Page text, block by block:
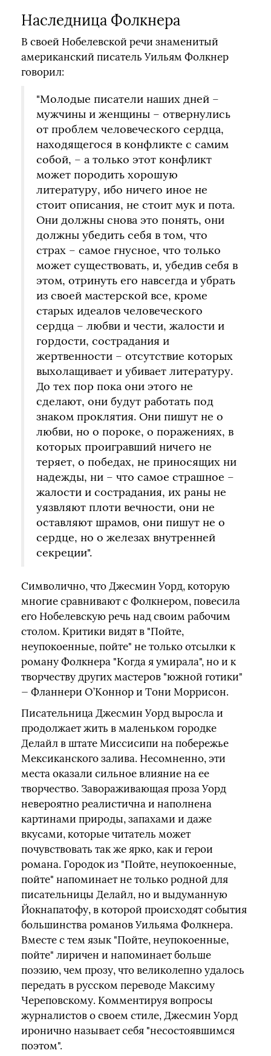
Наследница Фолкнера
В своей Нобелевской речи знаменитый
американский писатель Уильям Фолкнер
говорил:
"Молодые писатели наших дней –
мужчины и женщины – отвернулись
от проблем человеческого сердца,
находящегося в конфликте с самим
собой, – а только этот конфликт
может породить хорошую
литературу, ибо ничего иное не
стоит описания, не стоит мук и пота.
Они должны снова это понять, они
должны убедить себя в том, что
страх – самое гнусное, что только
может существовать, и, убедив себя в
этом, отринуть его навсегда и убрать
из своей мастерской все, кроме
старых идеалов человеческого
сердца – любви и чести, жалости и
гордости, сострадания и
жертвенности – отсутствие которых
выхолащивает и убивает литературу.
До тех пор пока они этого не
сделают, они будут работать под
знаком проклятия. Они пишут не о
любви, но о пороке, о поражениях, в
которых проигравший ничего не
теряет, о победах, не приносящих ни
надежды, ни – что самое страшное –
жалости и сострадания, их раны не
уязвляют плоти вечности, они не
оставляют шрамов, они пишут не о
сердце, но о железах внутренней
секреции".
Символично, что Джесмин Уорд, которую
многие сравнивают с Фолкнером, повесила
его Нобелевскую речь над своим рабочим
столом. Критики видят в "Пойте,
неупокоенные, пойте" не только отсылки к
роману Фолкнера "Когда я умирала", но и к
творчеству других мастеров "южной готики"
— Фланнери О’Коннор и Тони Моррисон.
Писательница Джесмин Уорд выросла и
продолжает жить в маленьком городке
Делайл в штате Миссисипи на побережье
Мексиканского залива. Несомненно, эти
места оказали сильное влияние на ее
творчество. Завораживающая проза Уорд
невероятно реалистична и наполнена
картинами природы, запахами и даже
вкусами, которые читатель может
почувствовать так же ярко, как и герои
романа. Городок из "Пойте, неупокоенные,
пойте" напоминает не только родной для
писательницы Делайл, но и выдуманную
Йокнапатофу, в которой происходят события
большинства романов Уильяма Фолкнера.
Вместе с тем язык "Пойте, неупокоенные,
пойте" лиричен и напоминает больше
поэзию, чем прозу, что великолепно удалось
передать в русском переводе Максиму
Череповскому. Комментируя вопросы
журналистов о своем стиле, Джесмин Уорд
иронично называет себя "несостоявшимся
поэтом".